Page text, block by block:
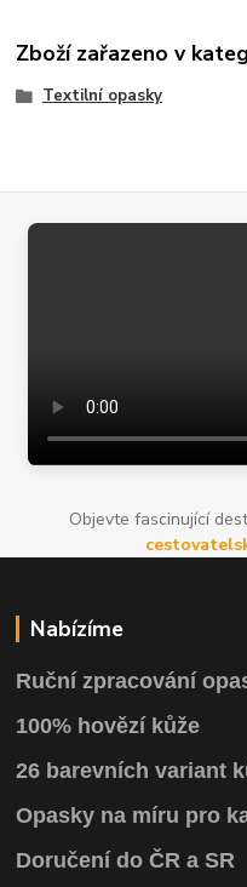
Zboží zařazeno v
Textilní opasky
Objevte fascinující
Nabízíme
Ruční zpracování
100% hovězí kůže
26 barevních variant
Opasky na míru pro
Doručení do ČR a SR